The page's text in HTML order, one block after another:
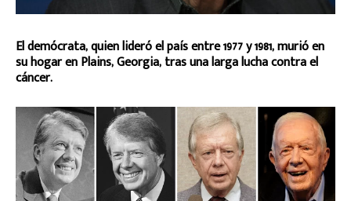
El demócrata, quien lideró el país entre 1977 y 1981, murió en
su hogar en Plains, Georgia, tras una larga lucha contra el
cáncer.